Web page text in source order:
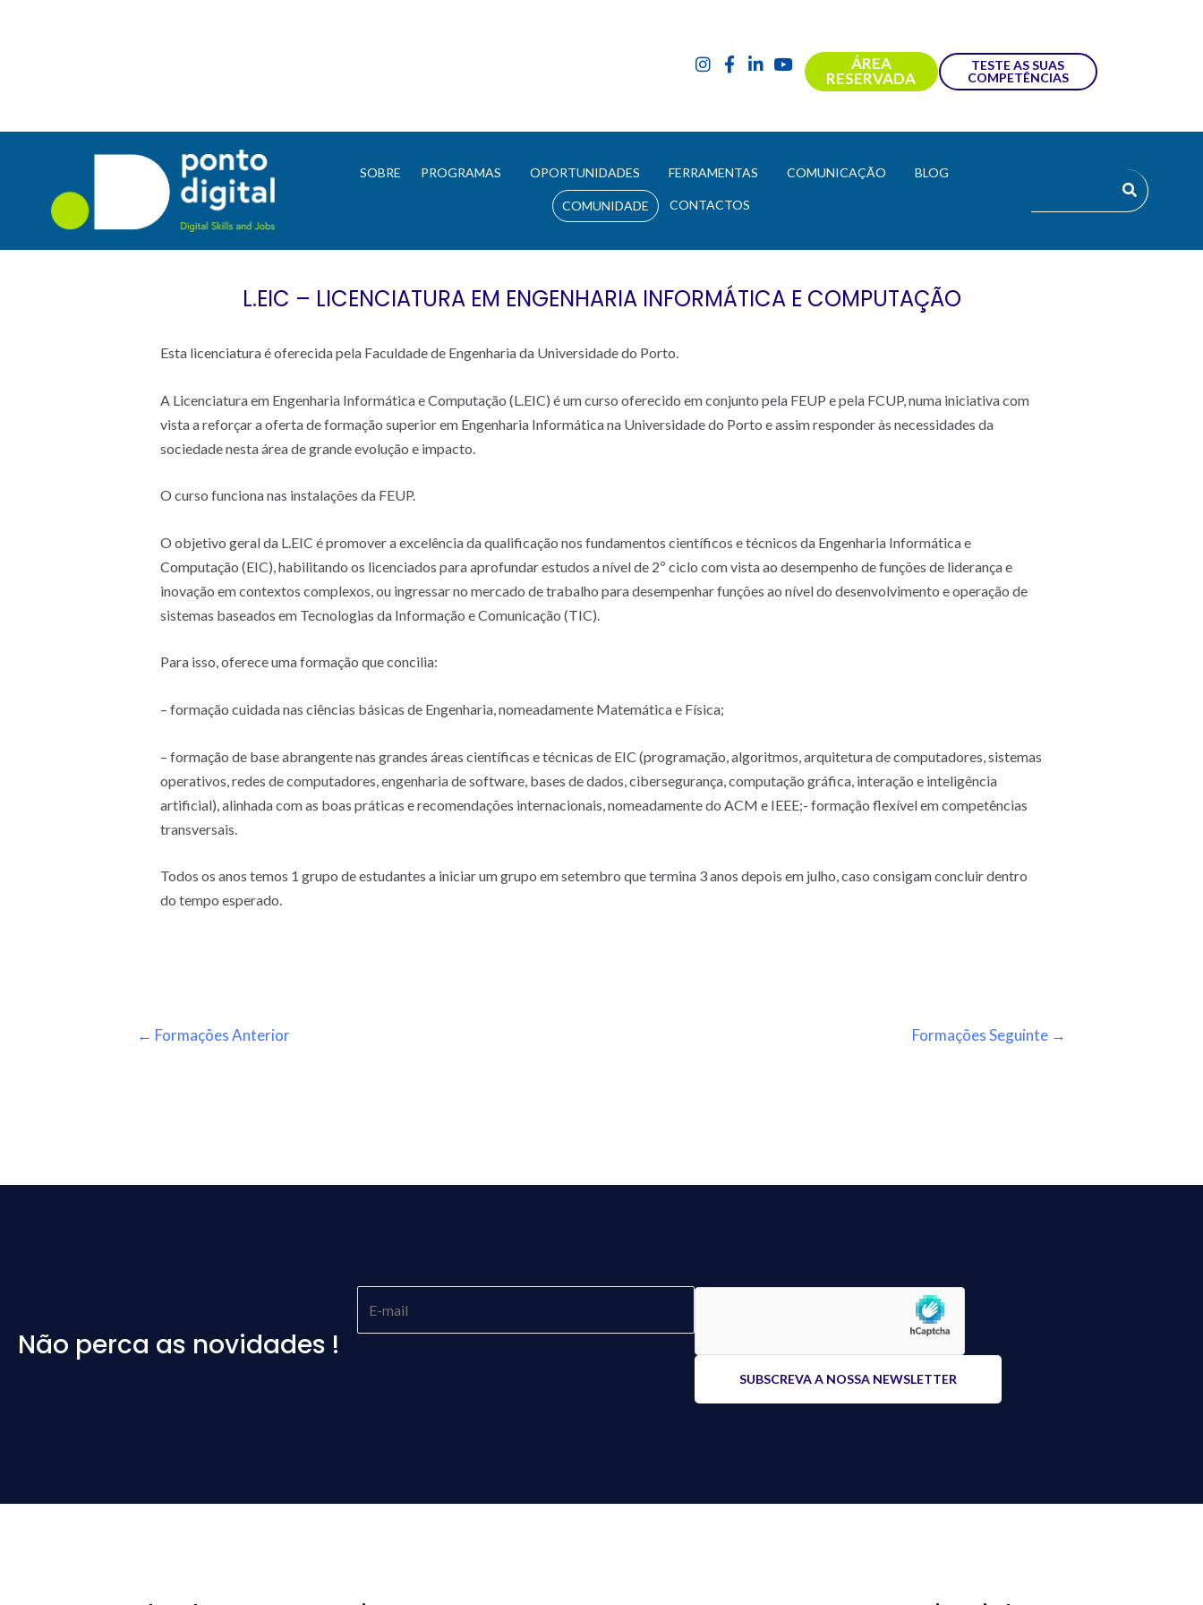
ÁREA
RESERVADA
TESTE AS SUAS
COMPETÊNCIAS
SOBRE PROGRAMAS OPORTUNIDADES FERRAMENTAS COMUNICAÇÃO BLOG
COMUNIDADE CONTACTOS
L.EIC – LICENCIATURA EM ENGENHARIA INFORMÁTICA E COMPUTAÇÃO
Esta licenciatura é oferecida pela Faculdade de Engenharia da Universidade do Porto.
A Licenciatura em Engenharia Informática e Computação (L.EIC) é um curso oferecido em conjunto pela FEUP e pela FCUP, numa iniciativa com
vista a reforçar a oferta de formação superior em Engenharia Informática na Universidade do Porto e assim responder às necessidades da
sociedade nesta área de grande evolução e impacto.
O curso funciona nas instalações da FEUP.
O objetivo geral da L.EIC é promover a excelência da qualificação nos fundamentos científicos e técnicos da Engenharia Informática e
Computação (EIC), habilitando os licenciados para aprofundar estudos a nível de 2º ciclo com vista ao desempenho de funções de liderança e
inovação em contextos complexos, ou ingressar no mercado de trabalho para desempenhar funções ao nível do desenvolvimento e operação de
sistemas baseados em Tecnologias da Informação e Comunicação (TIC).
Para isso, oferece uma formação que concilia:
– formação cuidada nas ciências básicas de Engenharia, nomeadamente Matemática e Física;
– formação de base abrangente nas grandes áreas científicas e técnicas de EIC (programação, algoritmos, arquitetura de computadores, sistemas
operativos, redes de computadores, engenharia de software, bases de dados, cibersegurança, computação gráfica, interação e inteligência
artificial), alinhada com as boas práticas e recomendações internacionais, nomeadamente do ACM e IEEE;- formação flexível em competências
transversais.
Todos os anos temos 1 grupo de estudantes a iniciar um grupo em setembro que termina 3 anos depois em julho, caso consigam concluir dentro
do tempo esperado.
← Formações Anterior Formações Seguinte →
Não perca as novidades !